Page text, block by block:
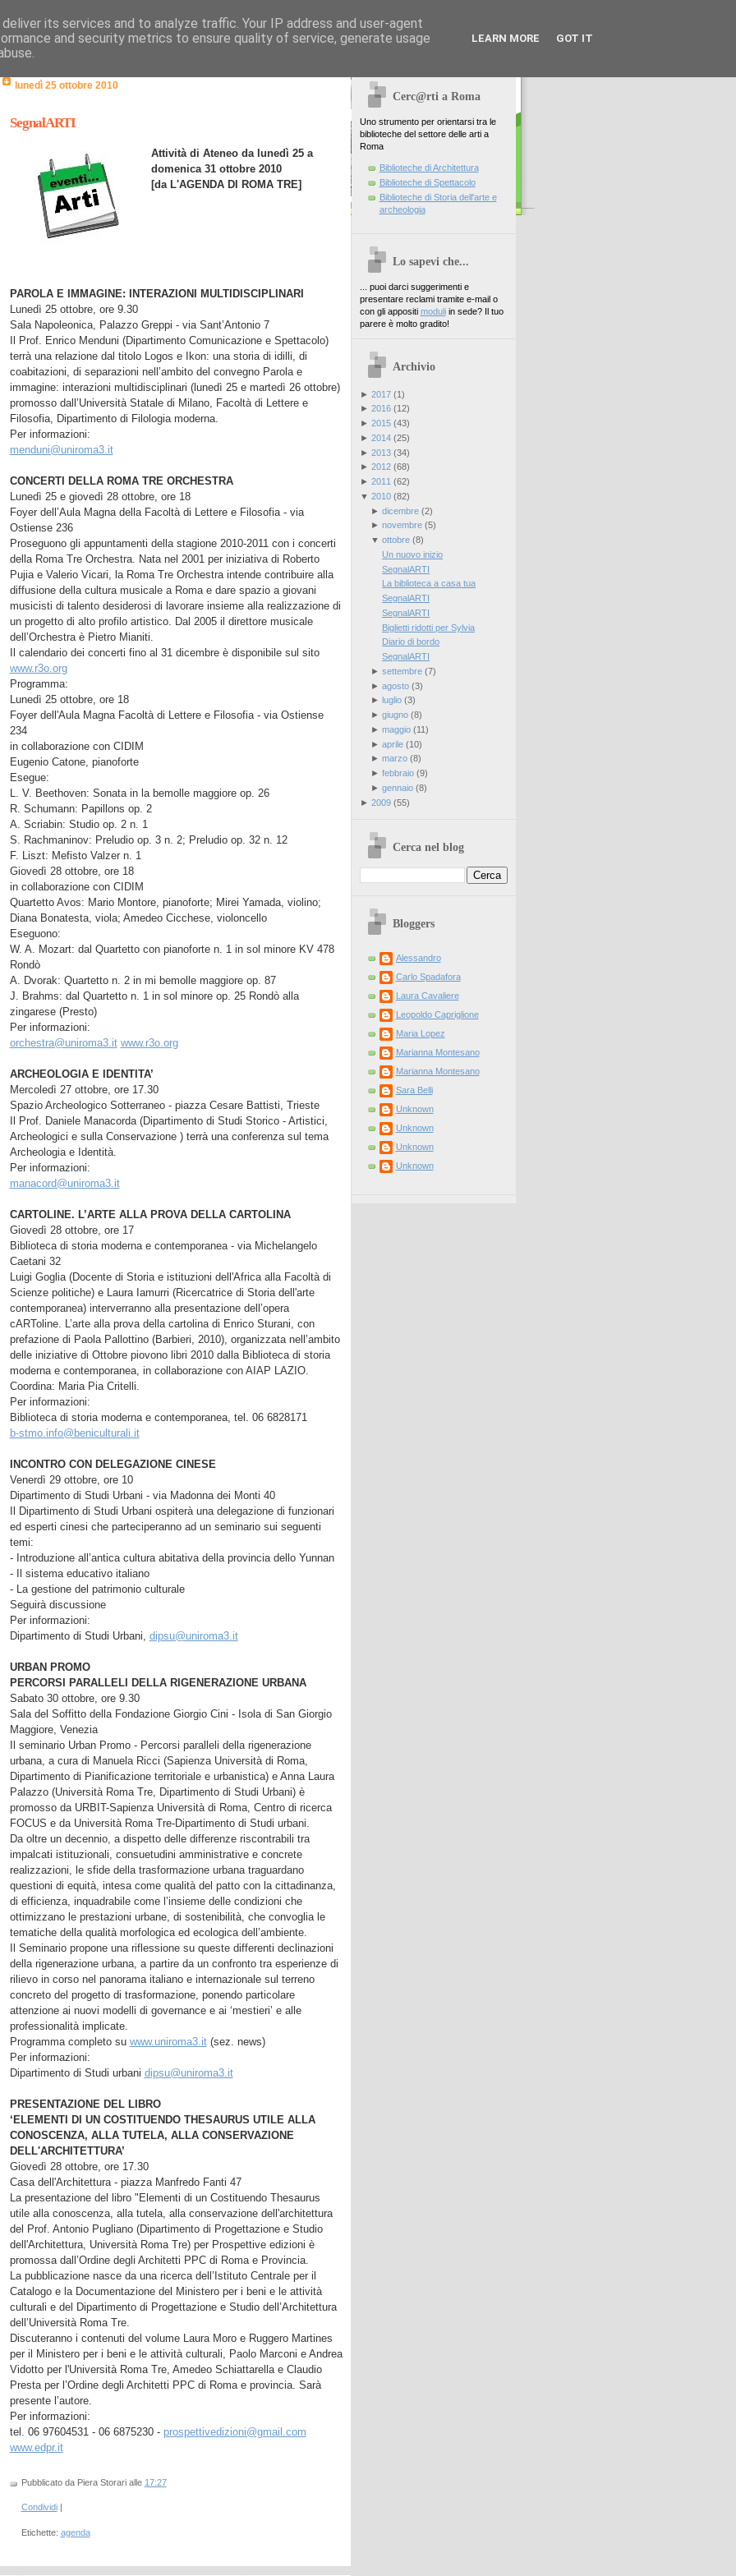
lunedì 25 ottobre 2010
SegnalARTI
Attività di Ateneo da lunedì 25 a
domenica 31 ottobre 2010
[da L'AGENDA DI ROMA TRE]
PAROLA E IMMAGINE: INTERAZIONI MULTIDISCIPLINARI
Lunedì 25 ottobre, ore 9.30
Sala Napoleonica, Palazzo Greppi - via Sant’Antonio 7
Il Prof. Enrico Menduni (Dipartimento Comunicazione e Spettacolo)
terrà una relazione dal titolo Logos e Ikon: una storia di idilli, di
coabitazioni, di separazioni nell’ambito del convegno Parola e
immagine: interazioni multidisciplinari (lunedì 25 e martedì 26 ottobre)
promosso dall’Università Statale di Milano, Facoltà di Lettere e
Filosofia, Dipartimento di Filologia moderna.
Per informazioni:
menduni@uniroma3.it
CONCERTI DELLA ROMA TRE ORCHESTRA
Lunedì 25 e giovedì 28 ottobre, ore 18
Foyer dell’Aula Magna della Facoltà di Lettere e Filosofia - via
Ostiense 236
Proseguono gli appuntamenti della stagione 2010-2011 con i concerti
della Roma Tre Orchestra. Nata nel 2001 per iniziativa di Roberto
Pujia e Valerio Vicari, la Roma Tre Orchestra intende contribuire alla
diffusione della cultura musicale a Roma e dare spazio a giovani
musicisti di talento desiderosi di lavorare insieme alla realizzazione di
un progetto di alto profilo artistico. Dal 2005 il direttore musicale
dell’Orchestra è Pietro Mianiti.
Il calendario dei concerti fino al 31 dicembre è disponibile sul sito
www.r3o.org
Programma:
Lunedì 25 ottobre, ore 18
Foyer dell'Aula Magna Facoltà di Lettere e Filosofia - via Ostiense
234
in collaborazione con CIDIM
Eugenio Catone, pianoforte
Esegue:
L. V. Beethoven: Sonata in la bemolle maggiore op. 26
R. Schumann: Papillons op. 2
A. Scriabin: Studio op. 2 n. 1
S. Rachmaninov: Preludio op. 3 n. 2; Preludio op. 32 n. 12
F. Liszt: Mefisto Valzer n. 1
Giovedì 28 ottobre, ore 18
in collaborazione con CIDIM
Quartetto Avos: Mario Montore, pianoforte; Mirei Yamada, violino;
Diana Bonatesta, viola; Amedeo Cicchese, violoncello
Eseguono:
W. A. Mozart: dal Quartetto con pianoforte n. 1 in sol minore KV 478
Rondò
A. Dvorak: Quartetto n. 2 in mi bemolle maggiore op. 87
J. Brahms: dal Quartetto n. 1 in sol minore op. 25 Rondò alla
zingarese (Presto)
Per informazioni:
orchestra@uniroma3.it www.r3o.org
ARCHEOLOGIA E IDENTITA’
Mercoledì 27 ottobre, ore 17.30
Spazio Archeologico Sotterraneo - piazza Cesare Battisti, Trieste
Il Prof. Daniele Manacorda (Dipartimento di Studi Storico - Artistici,
Archeologici e sulla Conservazione ) terrà una conferenza sul tema
Archeologia e Identità.
Per informazioni:
manacord@uniroma3.it
CARTOLINE. L’ARTE ALLA PROVA DELLA CARTOLINA
Giovedì 28 ottobre, ore 17
Biblioteca di storia moderna e contemporanea - via Michelangelo
Caetani 32
Luigi Goglia (Docente di Storia e istituzioni dell'Africa alla Facoltà di
Scienze politiche) e Laura Iamurri (Ricercatrice di Storia dell'arte
contemporanea) interverranno alla presentazione dell’opera
cARToline. L’arte alla prova della cartolina di Enrico Sturani, con
prefazione di Paola Pallottino (Barbieri, 2010), organizzata nell’ambito
delle iniziative di Ottobre piovono libri 2010 dalla Biblioteca di storia
moderna e contemporanea, in collaborazione con AIAP LAZIO.
Coordina: Maria Pia Critelli.
Per informazioni:
Biblioteca di storia moderna e contemporanea, tel. 06 6828171
b-stmo.info@beniculturali.it
INCONTRO CON DELEGAZIONE CINESE
Venerdì 29 ottobre, ore 10
Dipartimento di Studi Urbani - via Madonna dei Monti 40
Il Dipartimento di Studi Urbani ospiterà una delegazione di funzionari
ed esperti cinesi che parteciperanno ad un seminario sui seguenti
temi:
- Introduzione all’antica cultura abitativa della provincia dello Yunnan
- Il sistema educativo italiano
- La gestione del patrimonio culturale
Seguirà discussione
Per informazioni:
Dipartimento di Studi Urbani, dipsu@uniroma3.it
URBAN PROMO
PERCORSI PARALLELI DELLA RIGENERAZIONE URBANA
Sabato 30 ottobre, ore 9.30
Sala del Soffitto della Fondazione Giorgio Cini - Isola di San Giorgio
Maggiore, Venezia
Il seminario Urban Promo - Percorsi paralleli della rigenerazione
urbana, a cura di Manuela Ricci (Sapienza Università di Roma,
Dipartimento di Pianificazione territoriale e urbanistica) e Anna Laura
Palazzo (Università Roma Tre, Dipartimento di Studi Urbani) è
promosso da URBIT-Sapienza Università di Roma, Centro di ricerca
FOCUS e da Università Roma Tre-Dipartimento di Studi urbani.
Da oltre un decennio, a dispetto delle differenze riscontrabili tra
impalcati istituzionali, consuetudini amministrative e concrete
realizzazioni, le sfide della trasformazione urbana traguardano
questioni di equità, intesa come qualità del patto con la cittadinanza,
di efficienza, inquadrabile come l’insieme delle condizioni che
ottimizzano le prestazioni urbane, di sostenibilità, che convoglia le
tematiche della qualità morfologica ed ecologica dell’ambiente.
Il Seminario propone una riflessione su queste differenti declinazioni
della rigenerazione urbana, a partire da un confronto tra esperienze di
rilievo in corso nel panorama italiano e internazionale sul terreno
concreto del progetto di trasformazione, ponendo particolare
attenzione ai nuovi modelli di governance e ai ‘mestieri’ e alle
professionalità implicate.
Programma completo su www.uniroma3.it(sez. news)
Per informazioni:
Dipartimento di Studi urbani dipsu@uniroma3.it
PRESENTAZIONE DEL LIBRO
‘ELEMENTI DI UN COSTITUENDO THESAURUS UTILE ALLA
CONOSCENZA, ALLA TUTELA, ALLA CONSERVAZIONE
DELL'ARCHITETTURA’
Giovedì 28 ottobre, ore 17.30
Casa dell'Architettura - piazza Manfredo Fanti 47
La presentazione del libro "Elementi di un Costituendo Thesaurus
utile alla conoscenza, alla tutela, alla conservazione dell'architettura
del Prof. Antonio Pugliano (Dipartimento di Progettazione e Studio
dell'Architettura, Università Roma Tre) per Prospettive edizioni è
promossa dall’Ordine degli Architetti PPC di Roma e Provincia.
La pubblicazione nasce da una ricerca dell’Istituto Centrale per il
Catalogo e la Documentazione del Ministero per i beni e le attività
culturali e del Dipartimento di Progettazione e Studio dell’Architettura
dell’Università Roma Tre.
Discuteranno i contenuti del volume Laura Moro e Ruggero Martines
per il Ministero per i beni e le attività culturali, Paolo Marconi e Andrea
Vidotto per l'Università Roma Tre, Amedeo Schiattarella e Claudio
Presta per l’Ordine degli Architetti PPC di Roma e provincia. Sarà
presente l’autore.
Per informazioni:
tel. 06 97604531 - 06 6875230 - prospettivedizioni@gmail.com
www.edpr.it
Pubblicato da Piera Storari alle 17:27
Condividi
Etichette: agenda
Cerc@rti a Roma
Uno strumento per orientarsi tra le
biblioteche del settore delle arti a
Roma
Biblioteche di Architettura
Biblioteche di Spettacolo
Biblioteche di Storia dell'arte e
archeologia
Lo sapevi che...
... puoi darci suggerimenti e
presentare reclami tramite e-mail o
con gli appositi moduliin sede? Il tuo
parere è molto gradito!
Archivio
► 2017(1)
► 2016(12)
► 2015(43)
► 2014(25)
► 2013(34)
► 2012(68)
► 2011 (62)
▼ 2010(82)
► dicembre(2)
► novembre(5)
▼ ottobre(8)
Un nuovo inizio
SegnalARTI
La biblioteca a casa tua
SegnalARTI
SegnalARTI
Biglietti ridotti per Sylvia
Diario di bordo
SegnalARTI
► settembre(7)
► agosto(3)
► luglio(3)
► giugno(8)
► maggio(11)
► aprile(10)
► marzo(8)
► febbraio(9)
► gennaio(8)
► 2009(55)
Cerca nel blog
Bloggers
Alessandro
Carlo Spadafora
Laura Cavaliere
Leopoldo Capriglione
Maria Lopez
Marianna Montesano
Marianna Montesano
Sara Belli
Unknown
Unknown
Unknown
Unknown
its services and to analyze traffic. Your IP address and user-agent
and security metrics to ensure quality of service, generate usage
LEARN MORE GOT IT